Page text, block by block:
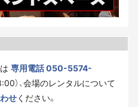
専用電話 050-5574-
）、会場のレンタルについて
せください。